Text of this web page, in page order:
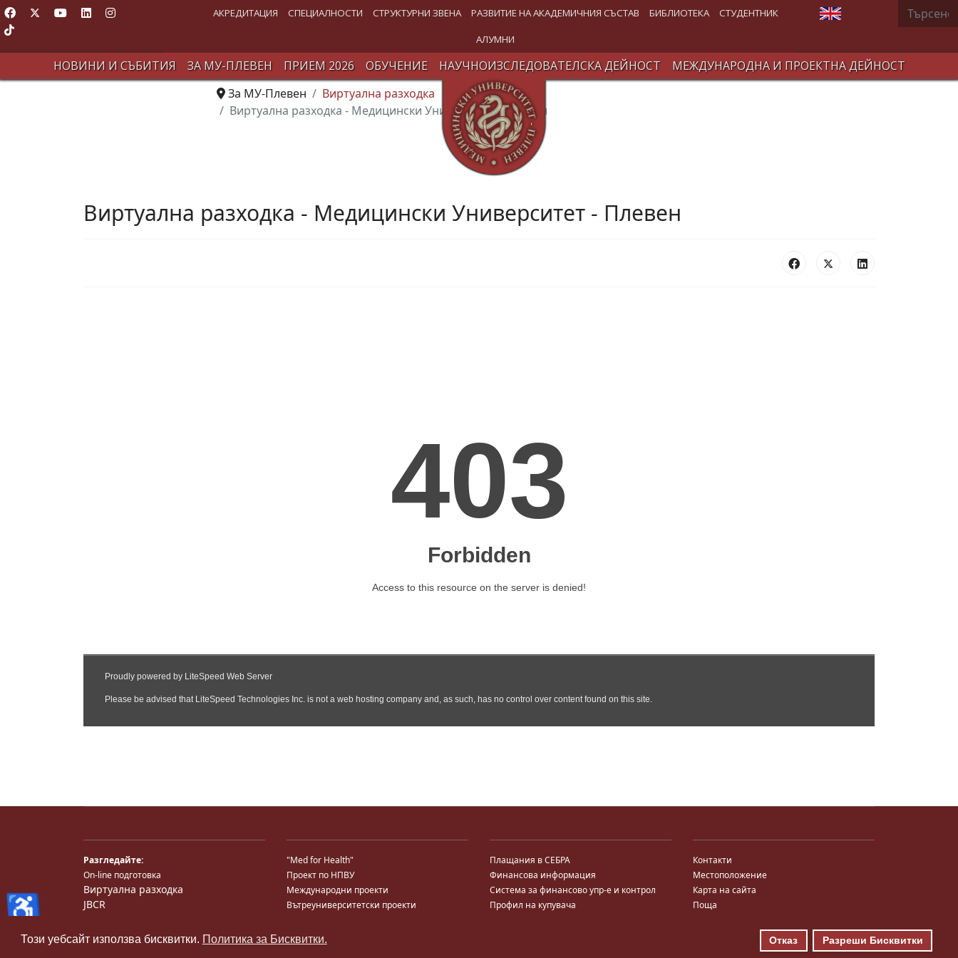
Този уебсайт използва бисквитки. Политика за Бисквитки. Отказ Разреши Бисквитки
АКРЕДИТАЦИЯ СПЕЦИАЛНОСТИ СТРУКТУРНИ ЗВЕНА РАЗВИТИЕ НА АКАДЕМИЧНИЯ СЪСТАВ БИБЛИОТЕКА СТУДЕНТНИК
АЛУМНИ
Изберете език Търсене
НОВИНИ И СЪБИТИЯ ЗА МУ-ПЛЕВЕН ПРИЕМ 2026 ОБУЧЕНИЕ НАУЧНОИЗСЛЕДОВАТЕЛСКА ДЕЙНОСТ
МЕЖДУНАРОДНА И ПРОЕКТНА ДЕЙНОСТ
За МУ-Плевен
Виртуална разходка
Виртуална разходка - Медицински Университет - Плевен
Виртуална разходка - Медицински Университет - Плевен
Разгледайте:
On-line подготовка
Виртуална разходка
JBCR
Снимки
"Med for Health"
Проект по НПВУ
Международни проекти
Вътреуниверситетски проекти
Център за кариерно развитие
Плащания в СЕБРА
Финансова информация
Система за финансово упр-е и контрол
Профил на купувача
Контакти
Местоположение
Карта на сайта
Поща